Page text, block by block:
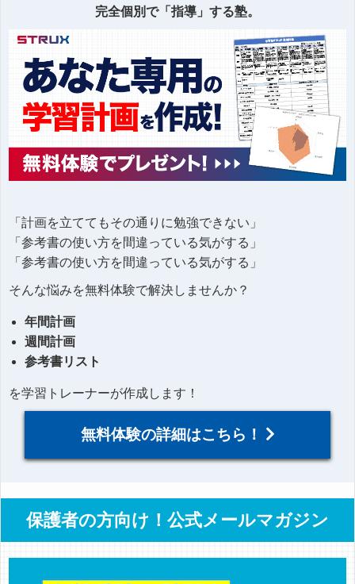
完全個別で「指導」する塾。
「計画を立ててもその通りに勉強できない」
「参考書の使い方を間違っている気がする」
「参考書の使い方を間違っている気がする」
そんな悩みを無料体験で解決しませんか？
年間計画
週間計画
参考書リスト
を学習トレーナーが作成します！
無料体験の詳細はこちら！
保護者の方向け！公式メールマガジン